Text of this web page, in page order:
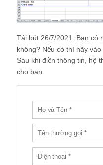
Tái bút 26/7/2021: Bạn có
không? Nếu có thì hãy vào
Sau khi điền thông tin, hệ
cho bạn.